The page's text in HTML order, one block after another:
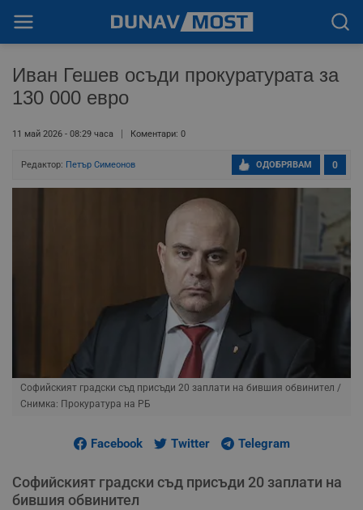
Иван Гешев осъди прокуратурата за
130 000 евро
11 май 2026 - 08:29 часа Коментари: 0
Редактор: Петър Симеонов 0
ОДОБРЯВАМ
Софийският градски съд присъди 20 заплати на бившия обвинител /
Снимка: Прокуратура на РБ
Facebook Twitter Telegram
Софийският градски съд присъди 20 заплати на
бившия обвинител